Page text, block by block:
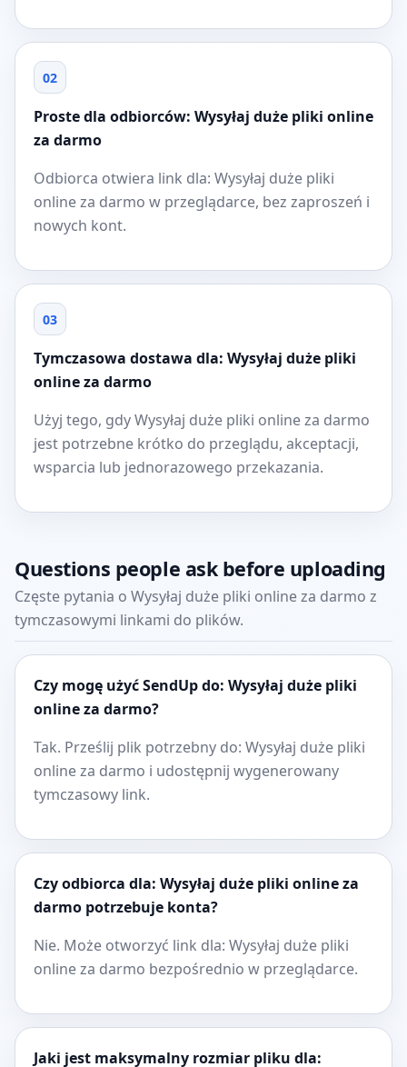
02
Proste dla odbiorców: Wysyłaj duże pliki online
za darmo
Odbiorca otwiera link dla: Wysyłaj duże pliki
online za darmo w przeglądarce, bez zaproszeń i
nowych kont.
03
Tymczasowa dostawa dla: Wysyłaj duże pliki
online za darmo
Użyj tego, gdy Wysyłaj duże pliki online za darmo
jest potrzebne krótko do przeglądu, akceptacji,
wsparcia lub jednorazowego przekazania.
Questions people ask before uploading
Częste pytania o Wysyłaj duże pliki online za darmo z
tymczasowymi linkami do plików.
Czy mogę użyć SendUp do: Wysyłaj duże pliki
online za darmo?
Tak. Prześlij plik potrzebny do: Wysyłaj duże pliki
online za darmo i udostępnij wygenerowany
tymczasowy link.
Czy odbiorca dla: Wysyłaj duże pliki online za
darmo potrzebuje konta?
Nie. Może otworzyć link dla: Wysyłaj duże pliki
online za darmo bezpośrednio w przeglądarce.
Jaki jest maksymalny rozmiar pliku dla: